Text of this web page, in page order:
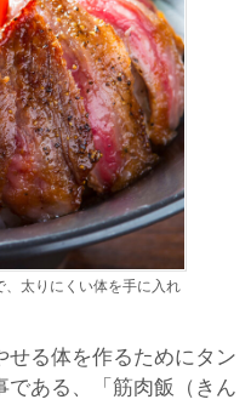
太りにくい体を手に入れ
せる体を作るためにタン
である、「筋肉飯（きん